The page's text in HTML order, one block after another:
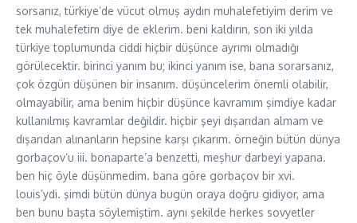
sorsanız, türkiye’de vücut olmuş aydın muhalefetiyim derim ve
tek muhalefetim diye de eklerim. beni kaldırın, son iki yılda
türkiye toplumunda ciddi hiçbir düşünce ayrımı olmadığı
görülecektir. birinci yanım bu; ikinci yanım ise, bana sorarsanız,
çok özgün düşünen bir insanım. düşüncelerim önemli olabilir,
olmayabilir, ama benim hiçbir düşünce kavramım şimdiye kadar
kullanılmış kavramlar değildir. hiçbir şeyi dışarıdan almam ve
dışarıdan alınanların hepsine karşı çıkarım. örneğin bütün dünya
gorbaçov’u iii. bonaparte’a benzetti, meşhur darbeyi yapana.
ben hiç öyle düşünmedim. bana göre gorbaçov bir xvi.
louis’ydi. şimdi bütün dünya bugün oraya doğru gidiyor, ama
ben bunu başta söylemiştim. aynı şekilde herkes sovyetler